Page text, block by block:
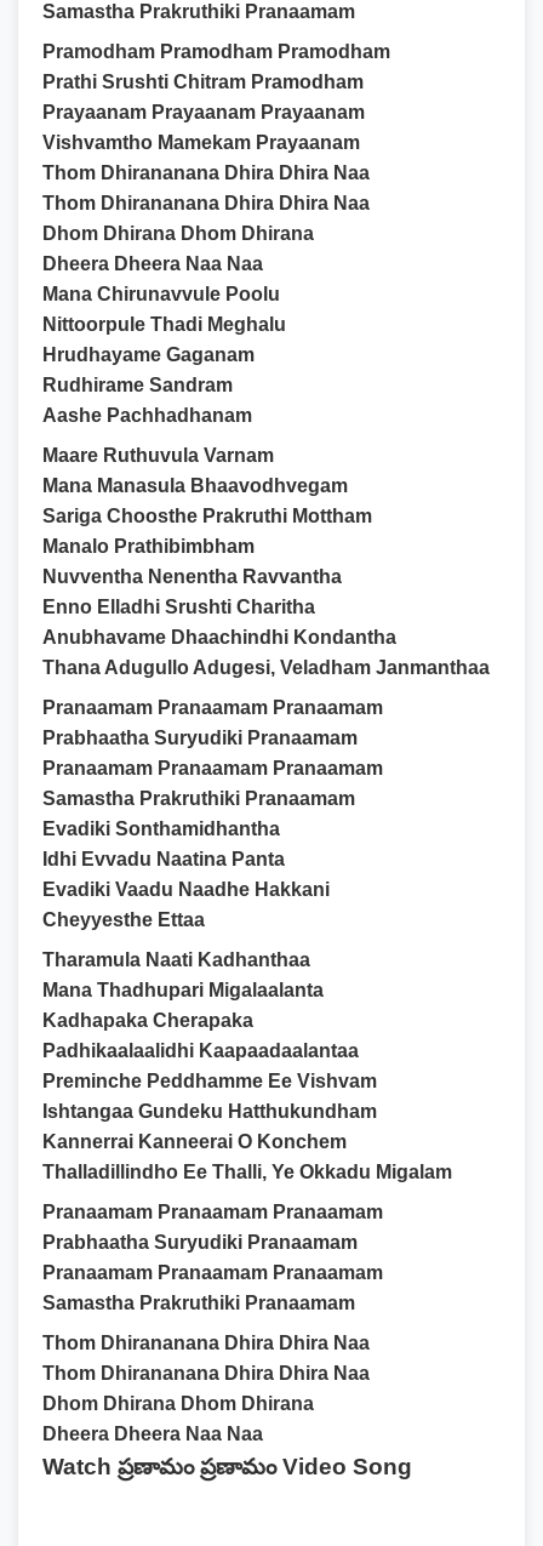
Samastha Prakruthiki Pranaamam
Pramodham Pramodham Pramodham
Prathi Srushti Chitram Pramodham
Prayaanam Prayaanam Prayaanam
Vishvamtho Mamekam Prayaanam
Thom Dhirananana Dhira Dhira Naa
Thom Dhirananana Dhira Dhira Naa
Dhom Dhirana Dhom Dhirana
Dheera Dheera Naa Naa
Mana Chirunavvule Poolu
Nittoorpule Thadi Meghalu
Hrudhayame Gaganam
Rudhirame Sandram
Aashe Pachhadhanam
Maare Ruthuvula Varnam
Mana Manasula Bhaavodhvegam
Sariga Choosthe Prakruthi Mottham
Manalo Prathibimbham
Nuvventha Nenentha Ravvantha
Enno Elladhi Srushti Charitha
Anubhavame Dhaachindhi Kondantha
Thana Adugullo Adugesi, Veladham Janmanthaa
Pranaamam Pranaamam Pranaamam
Prabhaatha Suryudiki Pranaamam
Pranaamam Pranaamam Pranaamam
Samastha Prakruthiki Pranaamam
Evadiki Sonthamidhantha
Idhi Evvadu Naatina Panta
Evadiki Vaadu Naadhe Hakkani
Cheyyesthe Ettaa
Tharamula Naati Kadhanthaa
Mana Thadhupari Migalaalanta
Kadhapaka Cherapaka
Padhikaalaalidhi Kaapaadaalantaa
Preminche Peddhamme Ee Vishvam
Ishtangaa Gundeku Hatthukundham
Kannerrai Kanneerai O Konchem
Thalladillindho Ee Thalli, Ye Okkadu Migalam
Pranaamam Pranaamam Pranaamam
Prabhaatha Suryudiki Pranaamam
Pranaamam Pranaamam Pranaamam
Samastha Prakruthiki Pranaamam
Thom Dhirananana Dhira Dhira Naa
Thom Dhirananana Dhira Dhira Naa
Dhom Dhirana Dhom Dhirana
Dheera Dheera Naa Naa
Watch ప్రణామం ప్రణామం Video Song